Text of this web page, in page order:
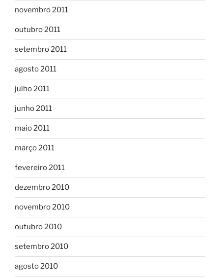
novembro 2011
outubro 2011
setembro 2011
agosto 2011
julho 2011
junho 2011
maio 2011
março 2011
fevereiro 2011
dezembro 2010
novembro 2010
outubro 2010
setembro 2010
agosto 2010